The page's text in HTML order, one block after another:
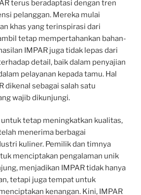
terus beradaptasi dengan tren
pelanggan. Mereka mulai
khas yang terinspirasi dari
tetap mempertahankan bahan-
IMPAR juga tidak lepas dari
detail, baik dalam penyajian
pelayanan kepada tamu. Hal
dikenal sebagai salah satu
wajib dikunjungi.
tetap meningkatkan kualitas,
menerima berbagai
kuliner. Pemilik dan timnya
menciptakan pengalaman unik
menjadikan IMPAR tidak hanya
tetapi juga tempat untuk
kenangan. Kini, IMPAR